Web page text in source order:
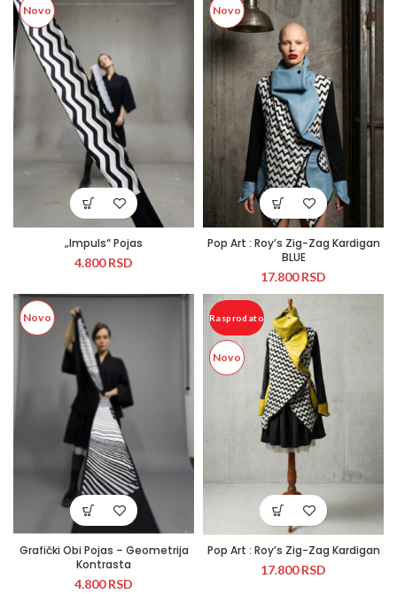
Novo
„Impuls“ Pojas
4.800RSD
Novo
Pop Art : Roy’s Zig-Zag Kardigan
BLUE
17.800RSD
Novo
Grafički Obi Pojas – Geometrija
Kontrasta
4.800RSD
Rasprodato
Novo
Pop Art : Roy’s Zig-Zag Kardigan
17.800RSD